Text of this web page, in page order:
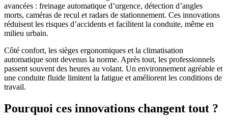
avancées : freinage automatique d’urgence, détection d’angles
morts, caméras de recul et radars de stationnement. Ces innovations
réduisent les risques d’accidents et facilitent la conduite, même en
milieu urbain.
Côté confort, les sièges ergonomiques et la climatisation
automatique sont devenus la norme. Après tout, les professionnels
passent souvent des heures au volant. Un environnement agréable et
une conduite fluide limitent la fatigue et améliorent les conditions de
travail.
Pourquoi ces innovations changent tout ?